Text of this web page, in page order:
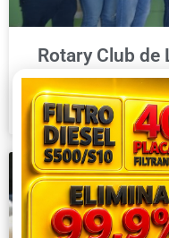
Rotary Club de
a APAE e
valor de